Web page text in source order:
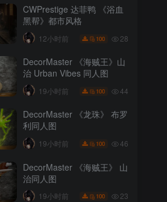
CWPrestige 达菲鸭 《浴血
黑帮》都市风格
12小时前 100 28
DecorMaster 《海贼王》山
治 Urban Vibes 同人图
19小时前 100 44
DecorMaster 《龙珠》 布罗
利同人图
19小时前 100 46
DecorMaster 《海贼王》 山
治同人图
19小时前 100 23
热门推荐 猜你喜欢
黑帮》都市风格
12小时前
治 Urban Vibes 同人图
19小时前